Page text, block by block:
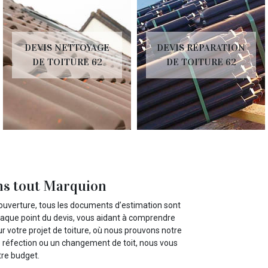
DEVIS NETTOYAGE
DE TOITURE 62
DEVIS RÉPARATION
DE TOITURE 62
tout Marquion
tous les documents d’estimation sont
point du devis, vous aidant à comprendre
votre projet de toiture, où nous prouvons notre
ou un changement de toit, nous vous
budget.